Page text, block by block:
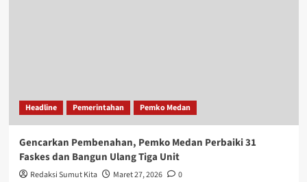
Headline Pemerintahan Pemko Medan
Gencarkan Pembenahan, Pemko Medan Perbaiki 31
Faskes dan Bangun Ulang Tiga Unit
Redaksi Sumut Kita Maret 27, 2026 0